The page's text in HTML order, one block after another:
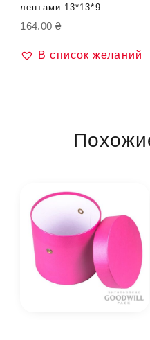
лентами 13*13*9
164.00 ₴
В список желаний